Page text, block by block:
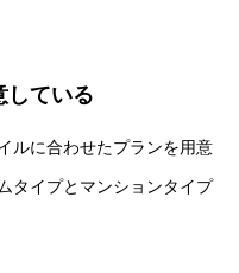
している
ルに合わせたプランを用意
タイプとマンションタイプ